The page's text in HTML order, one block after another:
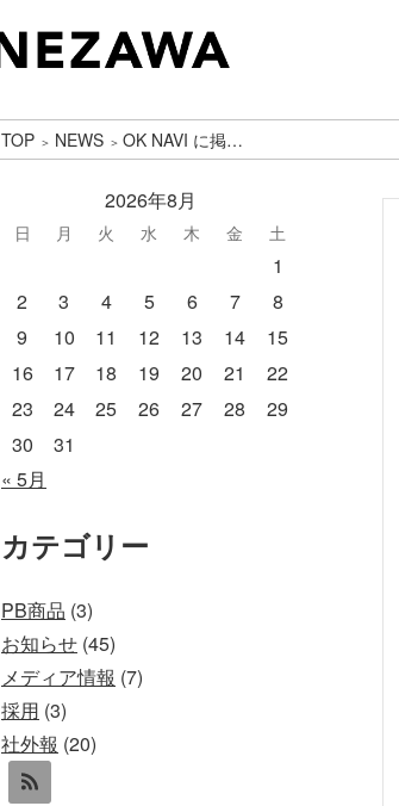
TOP NEWS OK NAVI に掲…
2026年8月
日 月 火 水 木 金 土
1
2
3 4 5 6 7
8
9
10 11 12 13 14
15
16
17 18 19 20 21
22
23
24 25 26 27 28
29
30
31
« 5月
カテゴリー
PB商品 (3)
お知らせ (45)
メディア情報 (7)
採用 (3)
社外報 (20)